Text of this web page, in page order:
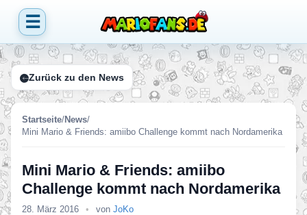
☰
Zurück zu den News
Startseite/News/
Mini Mario & Friends: amiibo Challenge kommt nach Nordamerika
Mini Mario & Friends: amiibo
Challenge kommt nach Nordamerika
28. März 2016 • von JoKo